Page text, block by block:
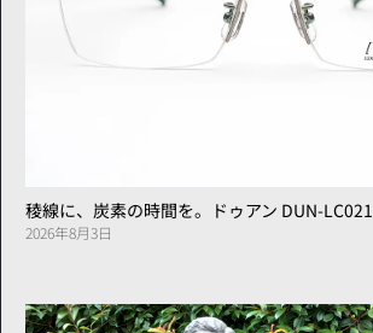
稜線に、炭素の時間を。ドゥアン DUN-LC021
2026年8月3日